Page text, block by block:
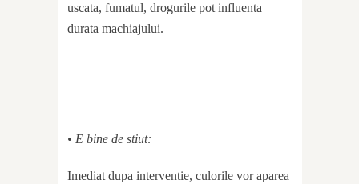
uscata, fumatul, drogurile pot influenta
durata machiajului.
• E bine de stiut:
Imediat dupa interventie, culorile vor aparea